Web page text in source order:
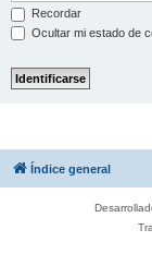
Recordar
Ocultar mi estado de
Índice general